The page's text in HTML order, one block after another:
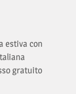
estiva con
gratuito